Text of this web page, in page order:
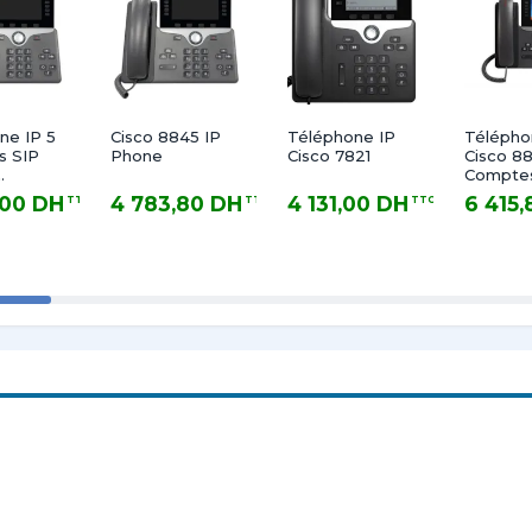
IP 5
SIP
WiFi
2 DH TTC
Cisco 8845 IP
Phone
4 783,80 DH TTC
Téléphone IP
Cisco 7821
4 131,00 DH TTC
Cisco
KEM
Ecran
6